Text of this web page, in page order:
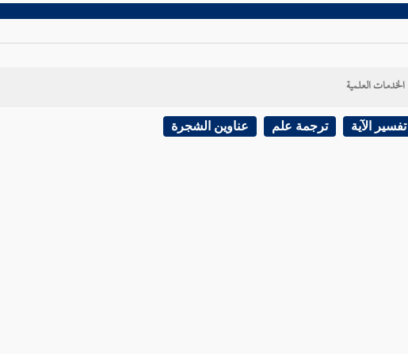
الخدمات العلمية
تفسير الآية ترجمة علم عناوين الشجرة